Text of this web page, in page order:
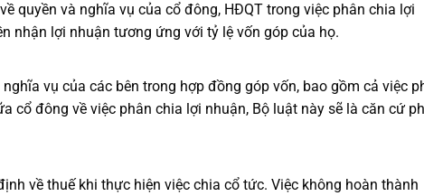
quyền và nghĩa vụ của cổ đông, HĐQT trong việc phân chia lợi
nhận lợi nhuận tương ứng với tỷ lệ vốn góp của họ.
vụ của các bên trong hợp đồng góp vốn, bao gồm cả việc
cổ đông về việc phân chia lợi nhuận, Bộ luật này sẽ là căn cứ
về thuế khi thực hiện việc chia cổ tức. Việc không hoàn thành